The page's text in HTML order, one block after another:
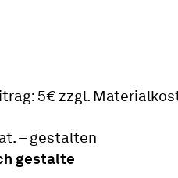
5€ zzgl.
– gestalten
gestalte